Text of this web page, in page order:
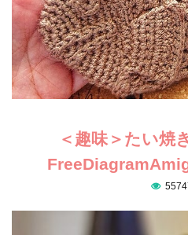
＜趣味＞たい焼